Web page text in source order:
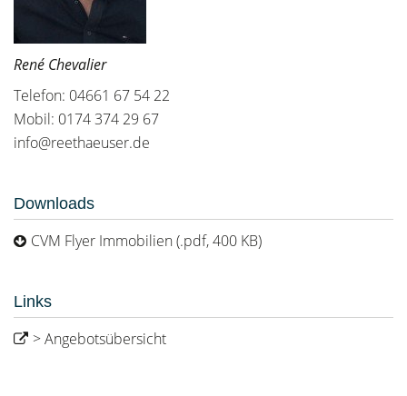
René Chevalier
Telefon: 04661 67 54 22
Mobil: 0174 374 29 67
info@reethaeuser.de
Downloads
CVM Flyer Immobilien (.pdf, 400 KB)
Links
> Angebotsübersicht